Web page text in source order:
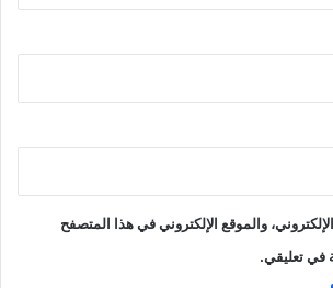
والموقع الإلكتروني في هذا المتصفح
في تعليقي.